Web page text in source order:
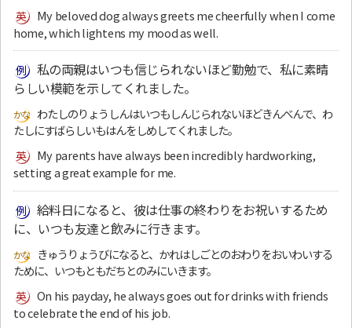
My beloved dog always greets me cheerfully when I come
home, which lightens my mood as well.
私の両親はいつも信じられないほど勤勉で、私に素晴
らしい模範を示してくれました。
わたしのりょうしんはいつもしんじられないほどきんべんで、わ
たしにすばらしいもはんをしめしてくれました。
My parents have always been incredibly hardworking,
setting a great example for me.
給料日になると、彼は仕事の終わりをお祝いするため
に、いつも友達と飲みに行きます。
きゅうりょうびになると、かれはしごとのおわりをおいわいする
ために、いつもともだちとのみにいきます。
On his payday, he always goes out for drinks with friends
to celebrate the end of his job.